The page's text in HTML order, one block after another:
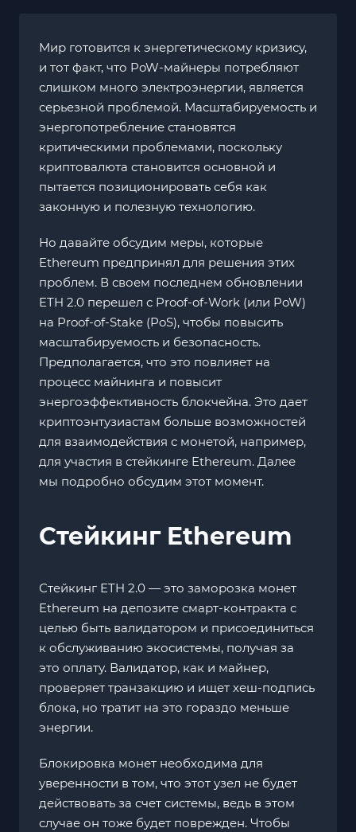
Мир готовится к энергетическому кризису,
и тот факт, что PoW-майнеры потребляют
слишком много электроэнергии, является
серьезной проблемой. Масштабируемость и
энергопотребление становятся
критическими проблемами, поскольку
криптовалюта становится основной и
пытается позиционировать себя как
законную и полезную технологию.
Но давайте обсудим меры, которые
Ethereum предпринял для решения этих
проблем. В своем последнем обновлении
ETH 2.0 перешел с Proof-of-Work (или PoW)
на Proof-of-Stake (PoS), чтобы повысить
масштабируемость и безопасность.
Предполагается, что это повлияет на
процесс майнинга и повысит
энергоэффективность блокчейна. Это дает
криптоэнтузиастам больше возможностей
для взаимодействия с монетой, например,
для участия в стейкинге Ethereum. Далее
мы подробно обсудим этот момент.
Cтейкинг Ethereum
Стейкинг ETH 2.0 — это заморозка монет
Ethereum на депозите смарт-контракта с
целью быть валидатором и присоединиться
к обслуживанию экосистемы, получая за
это оплату. Валидатор, как и майнер,
проверяет транзакцию и ищет хеш-подпись
блока, но тратит на это гораздо меньше
энергии.
Блокировка монет необходима для
уверенности в том, что этот узел не будет
действовать за счет системы, ведь в этом
случае он тоже будет поврежден. Чтобы